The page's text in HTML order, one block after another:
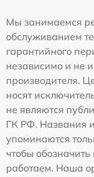
Мы занимаемся
обслуживанием
гарантийного
независимо и не
производителя.
носят
не являются
ГК РФ. Названия
упоминаются
чтобы
работаем. Наша